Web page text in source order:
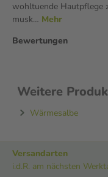
wohltuende Hautpflege
musk… Mehr
Bewertungen
Weitere
Wärmesalbe
Versandarten
i.d.R. am nächsten